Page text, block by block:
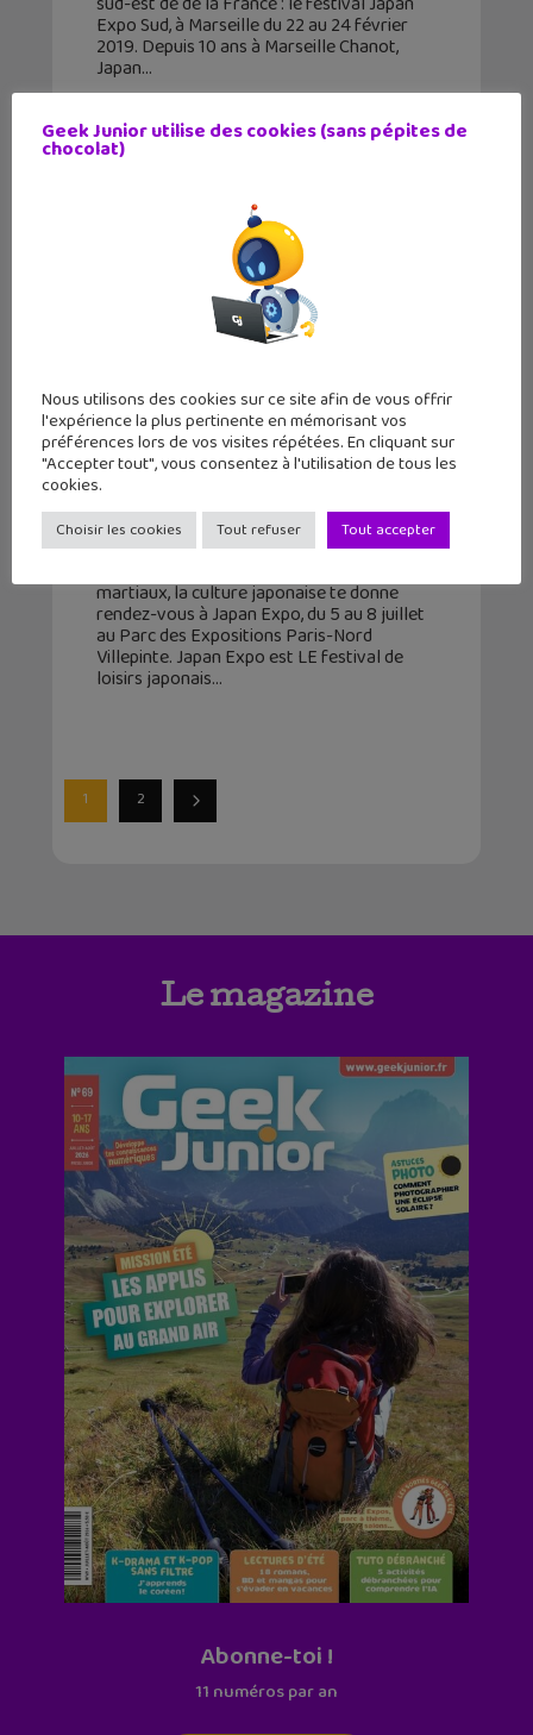
Expo Sud, à Marseille du 22 au 24 février
2019. Depuis 10 ans à Marseille Chanot,
Japan
Japan Expo 2018 : la culture
5 juin 2018
martiaux, la culture japonaise te donne
rendez-vous à Japan Expo, du 5 au 8 juillet
au Parc des Expositions Paris-Nord
Villepinte. Japan Expo est LE festival de
loisirs japonais
1 2
Le magazine
Abonne-toi !
11 numéros par an
Geek Junior utilise des cookies (sans pépites de
chocolat)
Nous utilisons des cookies sur ce site afin de vous offrir
l'expérience la plus pertinente en mémorisant vos
préférences lors de vos visites répétées. En cliquant sur
"Accepter tout", vous consentez à l'utilisation de tous les
cookies.
Choisir les cookies Tout refuser Tout accepter